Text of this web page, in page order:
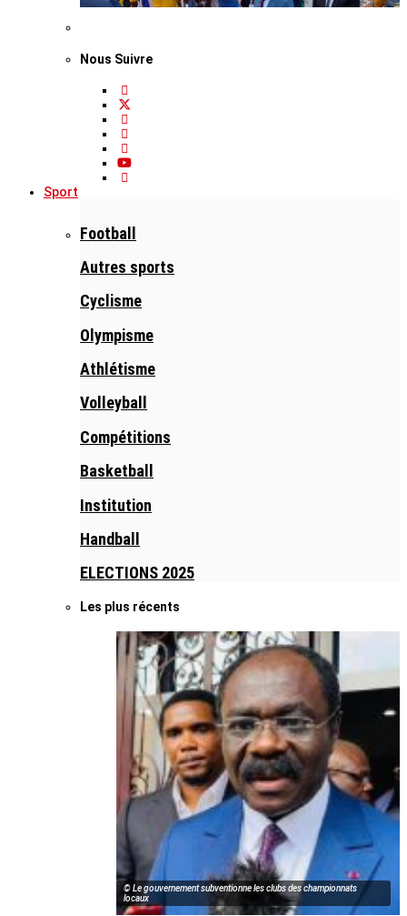
Nous Suivre
Sport
Football
Autres sports
Cyclisme
Olympisme
Athlétisme
Volleyball
Compétitions
Basketball
Institution
Handball
ELECTIONS 2025
Les plus récents
© Le gouvernement subventionne les clubs des championnats
locaux